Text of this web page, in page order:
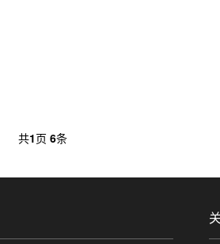
共1页 6条